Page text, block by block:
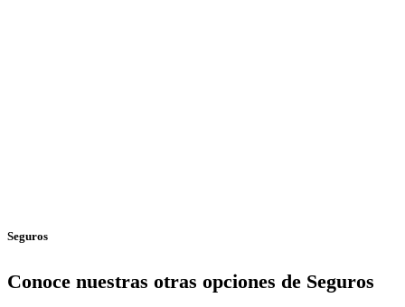
Seguros
Conoce nuestras otras opciones de Seguros